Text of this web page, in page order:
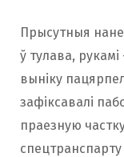
Прысутныя
ў тулава,
выніку
зафіксавалі
праезную
спецтранспарту